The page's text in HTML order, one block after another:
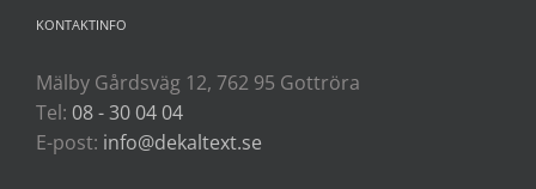
KONTAKTINFO
Mälby Gårdsväg 12, 762 95 Gottröra
Tel: 08 - 30 04 04
E-post: info@dekaltext.se